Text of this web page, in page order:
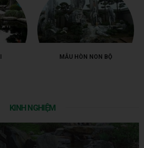
MẪU HÒN NON BỘ
KINH NGHIỆM